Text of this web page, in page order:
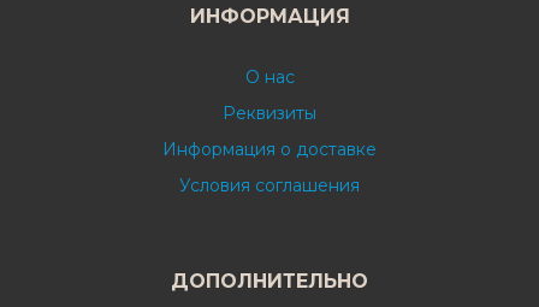
ИНФОРМАЦИЯ
О нас
Реквизиты
Информация о доставке
Условия соглашения
ДОПОЛНИТЕЛЬНО